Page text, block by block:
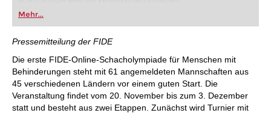
oder bereits auf Turnierniveau spielen: Mit
FRITZ trainieren Sie effizienter, intelligenter und
individueller als je zuvor.
Mehr...
Pressemitteilung der FIDE
Die erste FIDE-Online-Schacholympiade für Menschen mit
Behinderungen steht mit 61 angemeldeten Mannschaften aus
45 verschiedenen Ländern vor einem guten Start. Die
Veranstaltung findet vom 20. November bis zum 3. Dezember
statt und besteht aus zwei Etappen. Zunächst wird Turnier mit